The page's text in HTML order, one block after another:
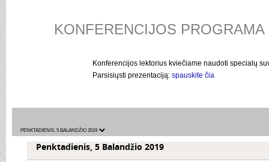
KONFERENCIJOS PROGRAMA
Konferencijos lektorius kviečiame naudoti specialų
Parsisiųsti prezentaciją: spauskite čia